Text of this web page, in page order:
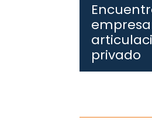
privado